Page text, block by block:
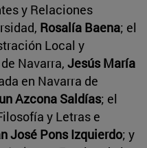
y Relaciones
Rosalía Baena; el
Local y
Navarra, Jesús María
en Navarra de
Azcona Saldías; el
y Letras e
José Pons Izquierdo; y